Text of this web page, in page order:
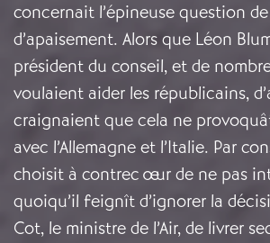
concernait l’épineuse question
d’apaisement. Alors que Léon
président du conseil, et de
voulaient aider les républicains,
craignaient que cela ne
avec l’Allemagne et l’Italie. Par
choisit à contrecœur de ne pas
quoiqu’il feignît d’ignorer la
Cot, le ministre de l’Air, de livrer